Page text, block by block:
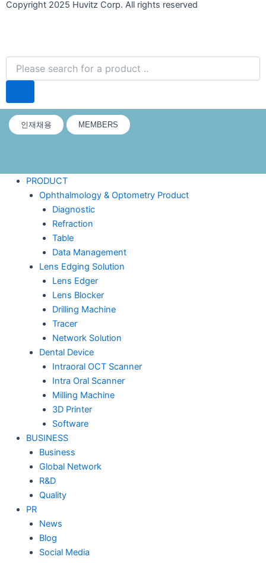
g
r
a
m
o
o
k
d
i
n
b
e
n
t
a
g
a
m
a
e
b
o
k
i
k
e
d
n
o
t
u
b
Copyright 2025 Huvitz Corp. All rights reserved
Search
인재채용 MEMBERS
PRODUCT
Ophthalmology & Optometry Product
Diagnostic
Refraction
Table
Data Management
Lens Edging Solution
Lens Edger
Lens Blocker
Drilling Machine
Tracer
Network Solution
Dental Device
Intraoral OCT Scanner
Intra Oral Scanner
Milling Machine
3D Printer
Software
BUSINESS
Business
Global Network
R&D
Quality
PR
News
Blog
Social Media